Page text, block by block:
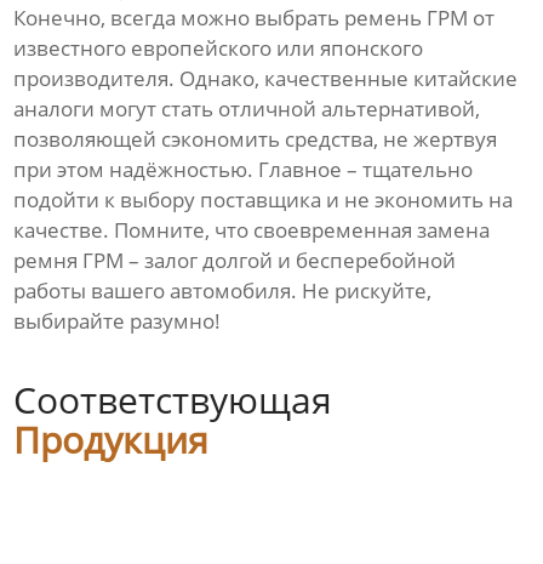
Конечно, всегда можно выбрать ремень ГРМ от
известного европейского или японского
производителя. Однако, качественные китайские
аналоги могут стать отличной альтернативой,
позволяющей сэкономить средства, не жертвуя
при этом надёжностью. Главное – тщательно
подойти к выбору поставщика и не экономить на
качестве. Помните, что своевременная замена
ремня ГРМ – залог долгой и бесперебойной
работы вашего автомобиля. Не рискуйте,
выбирайте разумно!
Соответствующая
Продукция